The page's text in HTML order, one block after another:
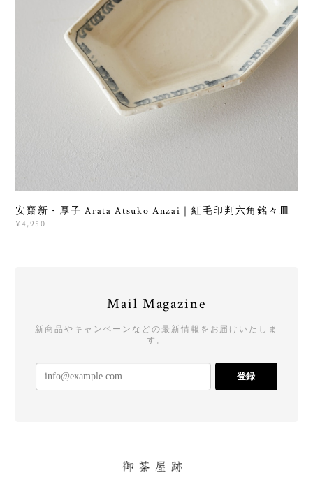
安齋新・厚子 Arata Atsuko Anzai｜紅毛印判六角銘々皿
¥4,950
Mail Magazine
新商品やキャンペーンなどの最新情報をお届けいたしま
す。
登録